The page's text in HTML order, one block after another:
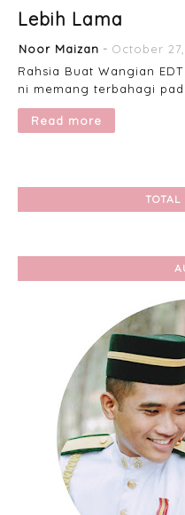
Lebih Lama
Noor Maizan
October 27,
Rahsia Buat Wangian
ni memang terbahagi
Read more
TOTAL